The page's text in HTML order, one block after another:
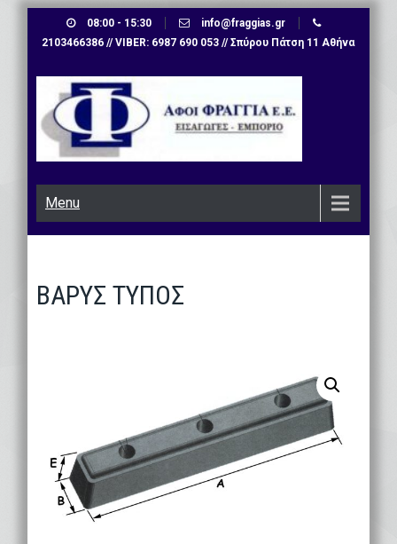
08:00 - 15:30
info@fraggias.gr
2103466386 // VIBER: 6987 690 053 // Σπύρου Πάτση 11 Αθήνα
Menu
ΒΑΡΥΣ ΤΥΠΟΣ